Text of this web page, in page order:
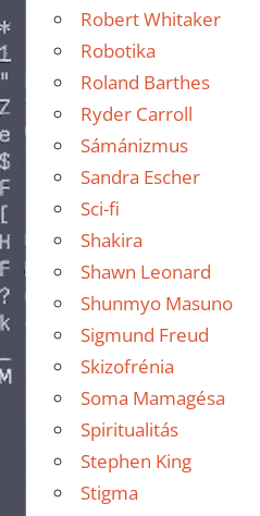
Robert Whitaker
Robotika
Roland Barthes
Ryder Carroll
Sámánizmus
Sandra Escher
Sci-fi
Shakira
Shawn Leonard
Shunmyo Masuno
Sigmund Freud
Skizofrénia
Soma Mamagésa
Spiritualitás
Stephen King
Stigma